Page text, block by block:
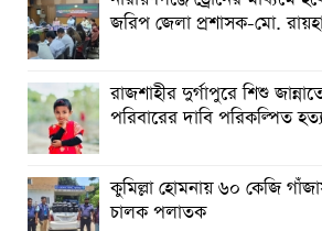
জরিপ জেলা প্রশাসক-মো.
রাজশাহীর দুর্গাপুরে শিশু
পরিবারের দাবি পরিকল্পিত
কুমিল্লা হোমনায় ৬০ কেজি
চালক পলাতক